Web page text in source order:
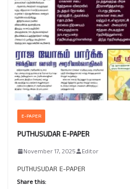
E-PAPER
PUTHUSUDAR E-PAPER
November 17, 2025 Editor
PUTHUSUDAR E-PAPER
Share this: